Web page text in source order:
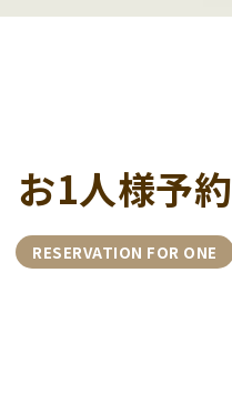
お1人様予約
RESERVATION FOR ONE